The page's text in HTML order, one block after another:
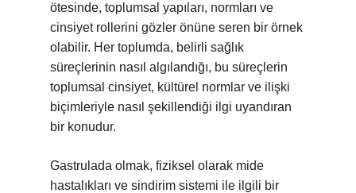
ötesinde, toplumsal yapıları, normları ve
cinsiyet rollerini gözler önüne seren bir örnek
olabilir. Her toplumda, belirli sağlık
süreçlerinin nasıl algılandığı, bu süreçlerin
toplumsal cinsiyet, kültürel normlar ve ilişki
biçimleriyle nasıl şekillendiği ilgi uyandıran
bir konudur.
Gastrulada olmak, fiziksel olarak mide
hastalıkları ve sindirim sistemi ile ilgili bir